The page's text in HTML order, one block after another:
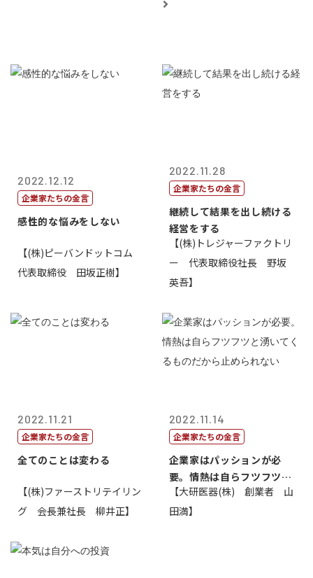
2022.12.12
企業家たちの金言
感性的な悩みをしない
【(株)ピーバンドットコム
代表取締役 田坂正樹】
2022.11.28
企業家たちの金言
継続して結果を出し続ける
経営をする
【(株)トレジャーファクトリ
ー 代表取締役社長 野坂
英吾】
2022.11.21
企業家たちの金言
全てのことは変わる
【(株)ファーストリテイリン
グ 会長兼社長 柳井正】
2022.11.14
企業家たちの金言
企業家はパッションが必
要。情熱は自らフツフツと
湧いてくるもの...
【大研医器(株) 創業者 山
田満】